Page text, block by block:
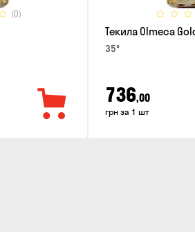
(0)
Текила Olmeca
35°
736,00
грн за 1 шт